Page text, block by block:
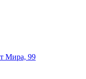
Мира, 99